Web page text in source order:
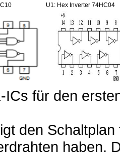
U1: Hex Inverter 74HC04
ICs für den
den
haben.